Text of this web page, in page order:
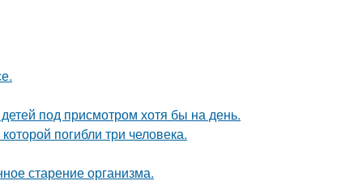
под присмотром хотя бы на день.
погибли три человека.
старение организма.